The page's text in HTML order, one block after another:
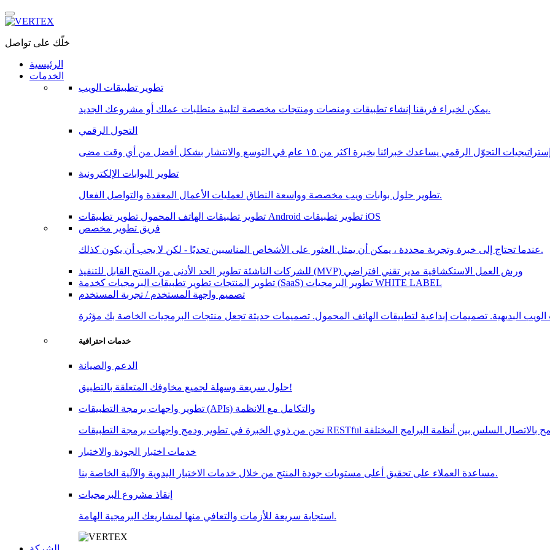
خلّك على تواصل
الرئيسية
الخدمات
تطوير تطبيقات الويب
يمكن لخبراء فريقنا إنشاء تطبيقات ومنصات ومنتجات مخصصة لتلبية متطلبات عملك أو مشروعك الجديد.
التحول الرقمي
التحوّل الرقمي يساعدك خبرائنا بخبرة اكثر من ١٥ عام في التوسع والانتشار بشكل أفضل من أي وقت مضى
تطوير البوابات الإلكترونية
تطوير حلول بوابات ويب مخصصة وواسعة النطاق لعمليات الأعمال المعقدة والتواصل الفعال.
تطوير تطبيقات الهاتف المحمول تطوير تطبيقات Android
تطوير تطبيقات iOS
فريق تطوير مخصص
عندما تحتاج إلى خبرة وتجربة محددة ، يمكن أن يمثل العثور على الأشخاص المناسبين تحديًا - لكن لا يجب أن يكون كذلك.
للشركات الناشئة تطوير الحد الأدنى من المنتج القابل للتنفيذ (MVP) ورش العمل الاستكشافية مدير تقني افتراضي
تطوير المنتجات تطوير تطبيقات البرمجيات كخدمة (SaaS)
تطوير البرمجيات WHITE LABEL
تصميم واجهة المستخدم / تجربة المستخدم
خدمات احترافية
الدعم والصيانة
حلول سريعة وسهلة لجميع مخاوفك المتعلقة بالتطبيق!
تطوير واجهات برمجة التطبيقات (APIs) والتكامل مع الانظمة
خدمات اختبار الجودة والاختبار
مساعدة العملاء على تحقيق أعلى مستويات جودة المنتج من خلال خدمات الاختبار اليدوية والآلية الخاصة بنا.
إنقاذ مشروع البرمجيات
استجابة سريعة للأزمات والتعافي منها لمشاريعك البرمجية الهامة.